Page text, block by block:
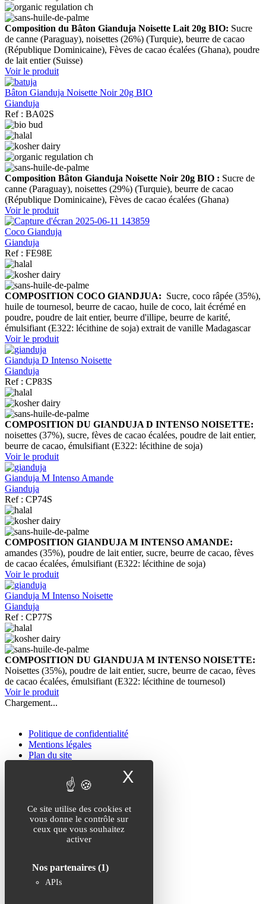
Ce site utilise des cookies et
vous donne le contrôle sur
ceux que vous souhaitez
activer
Nos partenaires (1)
APIs
X
Composition du Bâton Gianduja Noisette Lait 20g BIO: Sucre
de canne (Paraguay), noisettes (26%) (Turquie), beurre de cacao
(République Dominicaine), Fèves de cacao écalées (Ghana), poudre
de lait entier (Suisse)
Voir le produit
Bâton Gianduja Noisette Noir 20g BIO
Gianduja
Ref : BA02S
Composition Bâton Gianduja Noisette Noir 20g BIO : Sucre de
canne (Paraguay), noisettes (29%) (Turquie), beurre de cacao
(République Dominicaine), Fèves de cacao écalées (Ghana)
Voir le produit
Coco Gianduja
Gianduja
Ref : FE98E
COMPOSITION COCO GIANDJUA: Sucre, coco râpée (35%),
huile de tournesol, beurre de cacao, huile de coco, lait écrémé en
poudre, poudre de lait entier, beurre d'illipe, beurre de karité,
émulsifiant (E322: lécithine de soja) extrait de vanille Madagascar
Voir le produit
Gianduja D Intenso Noisette
Gianduja
Ref : CP83S
COMPOSITION DU GIANDUJA D INTENSO NOISETTE:
noisettes (37%), sucre, fèves de cacao écalées, poudre de lait entier,
beurre de cacao, émulsifiant (E322: lécithine de soja)
Voir le produit
Gianduja M Intenso Amande
Gianduja
Ref : CP74S
COMPOSITION GIANDUJA M INTENSO AMANDE:
amandes (35%), poudre de lait entier, sucre, beurre de cacao, fèves
de cacao écalées, émulsifiant (E322: lécithine de soja)
Voir le produit
Gianduja M Intenso Noisette
Gianduja
Ref : CP77S
COMPOSITION DU GIANDUJA M INTENSO NOISETTE:
Noisettes (35%), poudre de lait entier, sucre, beurre de cacao, fèves
de cacao écalées, émulsifiant (E322: lécithine de tournesol)
Voir le produit
Chargement...
Politique de confidentialité
Mentions légales
Plan du site
Politique de confidentialité
Mentions légales
Nos coordonnées
Avenue de Sully Prolongée
03.86.72.15.22